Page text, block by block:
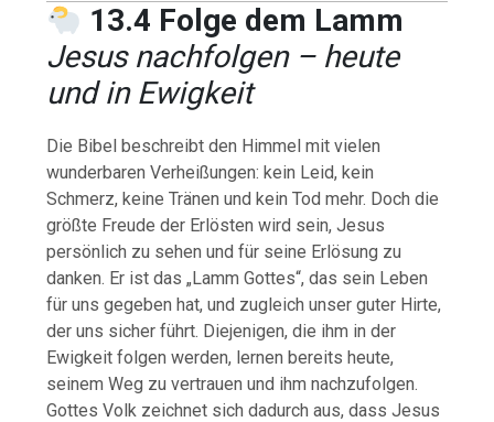
13.4 Folge dem Lamm
Jesus nachfolgen – heute
und in Ewigkeit
Die Bibel beschreibt den Himmel mit vielen
wunderbaren Verheißungen: kein Leid, kein
Schmerz, keine Tränen und kein Tod mehr. Doch die
größte Freude der Erlösten wird sein, Jesus
persönlich zu sehen und für seine Erlösung zu
danken. Er ist das „Lamm Gottes“, das sein Leben
für uns gegeben hat, und zugleich unser guter Hirte,
der uns sicher führt. Diejenigen, die ihm in der
Ewigkeit folgen werden, lernen bereits heute,
seinem Weg zu vertrauen und ihm nachzufolgen.
Gottes Volk zeichnet sich dadurch aus, dass Jesus